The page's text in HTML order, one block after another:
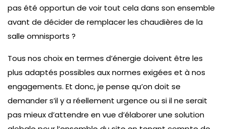
pas été opportun de voir tout cela dans son ensemble
avant de décider de remplacer les chaudières de la
salle omnisports ?
Tous nos choix en termes d’énergie doivent être les
plus adaptés possibles aux normes exigées et à nos
engagements. Et donc, je pense qu’on doit se
demander s’il y a réellement urgence ou si il ne serait
pas mieux d’attendre en vue d’élaborer une solution